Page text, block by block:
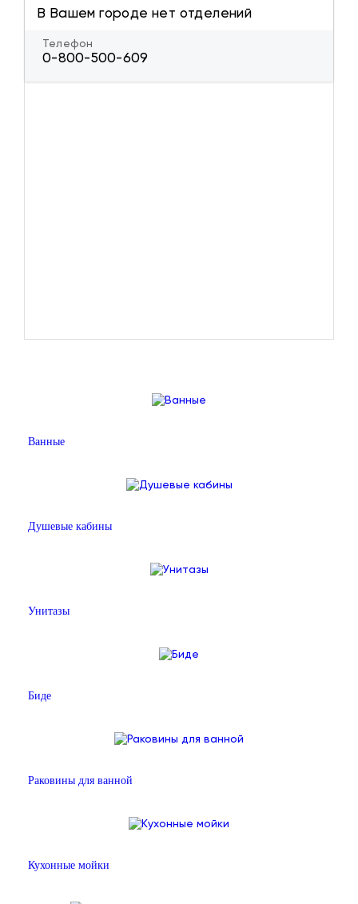
В Вашем городе нет отделений
Телефон
0-800-500-609
Ванные
Душевые кабины
Унитазы
Биде
Раковины для ванной
Кухонные мойки